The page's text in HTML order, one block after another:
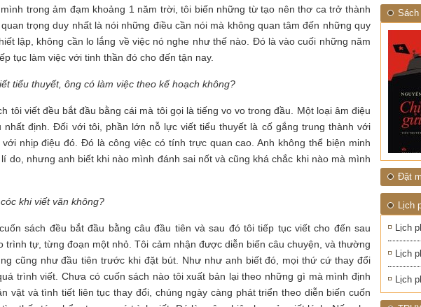
trong ảm đạm khoảng 1 năm trời, tôi biến những từ tạo nên thơ ca trở thành
trọng duy nhất là nói những điều cần nói mà không quan tâm đến những quy
lập, không cần lo lắng về việc nó nghe như thế nào. Đó là vào cuối những năm
tục làm việc với tinh thần đó cho đến tận nay.
tiểu thuyết, ông có làm việc theo kế hoạch không?
tôi viết đều bắt đầu bằng cái mà tôi gọi là tiếng vo vo trong đầu. Một loại âm điệu
nhất định. Đối với tôi, phần lớn nỗ lực viết tiểu thuyết là cố gắng trung thành với
nhịp điệu đó. Đó là công việc có tính trực quan cao. Anh không thể biện minh
do, nhưng anh biết khi nào mình đánh sai nốt và cũng khá chắc khi nào mà mình
khi viết văn không?
sách đều bắt đầu bằng câu đầu tiên và sau đó tôi tiếp tục viết cho đến sau
trình tự, từng đoạn một nhỏ. Tôi cảm nhận được diễn biến câu chuyện, và thường
cũng như đầu tiên trước khi đặt bút. Như như anh biết đó, mọi thứ cứ thay đổi
trình viết. Chưa có cuốn sách nào tôi xuất bản lại theo những gì mà mình định
vật và tình tiết liên tục thay đổi, chúng ngày càng phát triển theo diễn biến cuốn
NĂM
RỪNG
NHIỆT
ĐỚI"
Đặt
Lịch
Lịch
Lịch
Lịch